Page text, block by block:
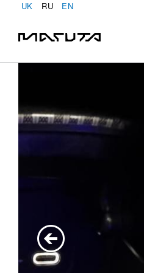
UK RU EN